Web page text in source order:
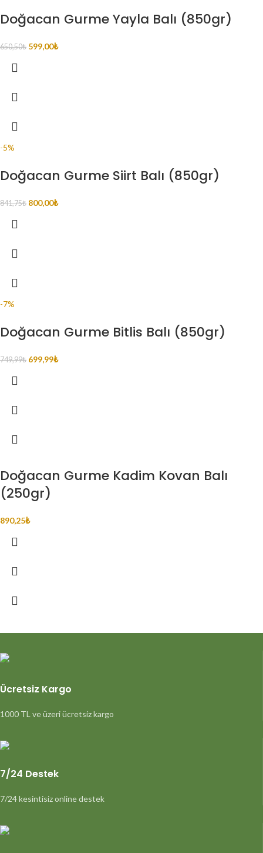
Doğacan Gurme Yayla Balı (850gr)
650,50₺ 599,00₺
-5%
Doğacan Gurme Siirt Balı (850gr)
841,75₺ 800,00₺
-7%
Doğacan Gurme Bitlis Balı (850gr)
749,99₺ 699,99₺
Doğacan Gurme Kadim Kovan Balı
(250gr)
890,25₺
Ücretsiz Kargo
1000 TL ve üzeri ücretsiz kargo
7/24 Destek
7/24 kesintisiz online destek